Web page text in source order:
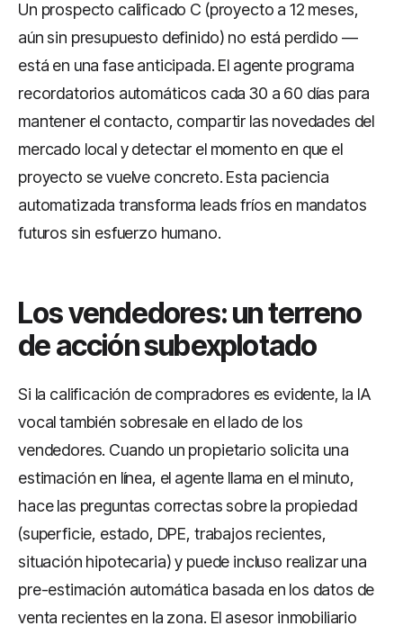
Un prospecto calificado C (proyecto a 12 meses,
aún sin presupuesto definido) no está perdido —
está en una fase anticipada. El agente programa
recordatorios automáticos cada 30 a 60 días para
mantener el contacto, compartir las novedades del
mercado local y detectar el momento en que el
proyecto se vuelve concreto. Esta paciencia
automatizada transforma leads fríos en mandatos
futuros sin esfuerzo humano.
Los vendedores: un terreno
de acción subexplotado
Si la calificación de compradores es evidente, la IA
vocal también sobresale en el lado de los
vendedores. Cuando un propietario solicita una
estimación en línea, el agente llama en el minuto,
hace las preguntas correctas sobre la propiedad
(superficie, estado, DPE, trabajos recientes,
situación hipotecaria) y puede incluso realizar una
pre-estimación automática basada en los datos de
venta recientes en la zona. El asesor inmobiliario